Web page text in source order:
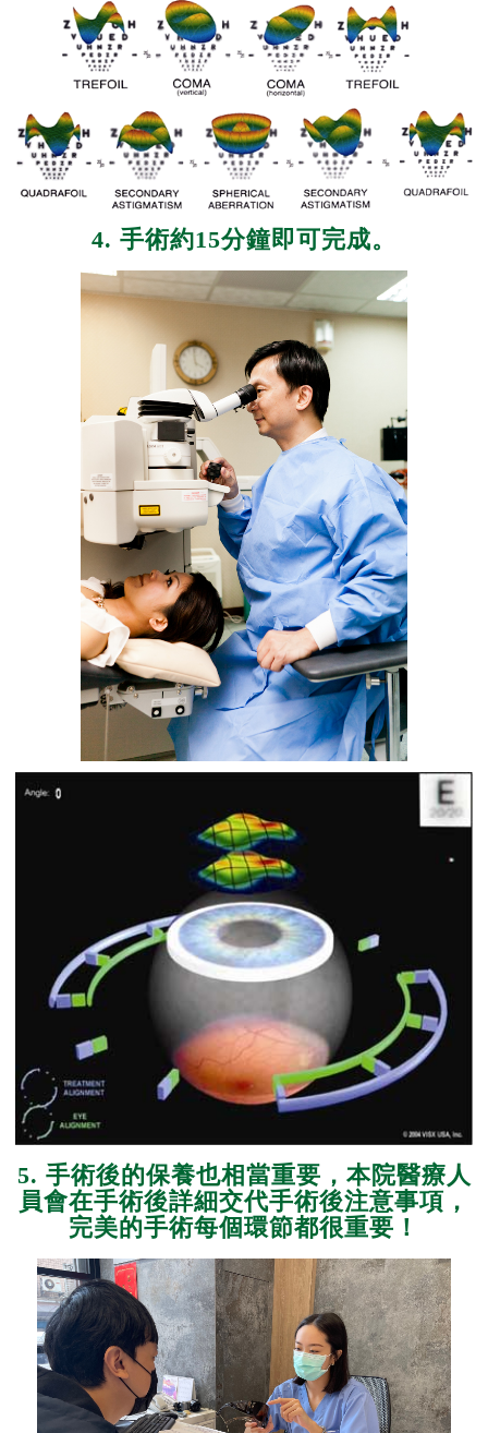
4. 手術約15分鐘即可完成。
5. 手術後的保養也相當重要，本院醫療人
員會在手術後詳細交代手術後注意事項，
完美的手術每個環節都很重要！